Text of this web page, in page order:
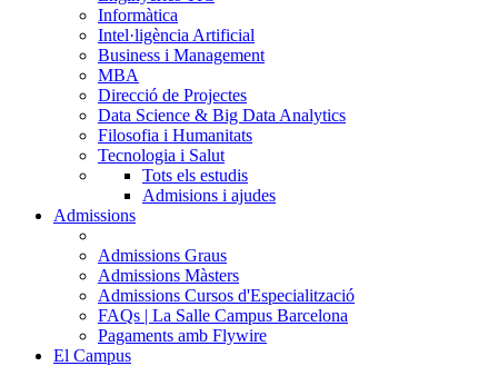
Informàtica
Intel·ligència Artificial
Business i Management
MBA
Direcció de Projectes
Data Science & Big Data Analytics
Filosofia i Humanitats
Tecnologia i Salut
Tots els estudis
Admisions i ajudes
Admissions
Admissions Graus
Admissions Màsters
Admissions Cursos d'Especialització
FAQs | La Salle Campus Barcelona
Pagaments amb Flywire
El Campus